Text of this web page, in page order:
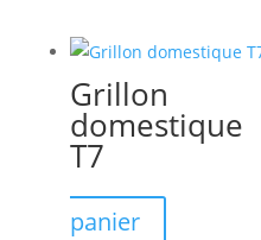
Grillon
domestique
T7
panier